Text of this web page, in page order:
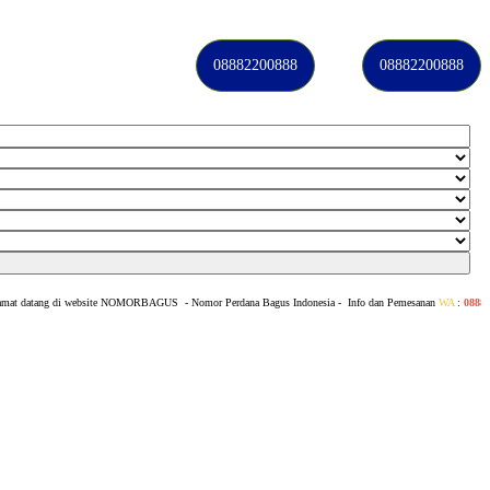
08882200888 08882200888
di website NOMORBAGUS - Nomor Perdana BagusIndonesia- Info dan Pemesanan WA:0888 2200